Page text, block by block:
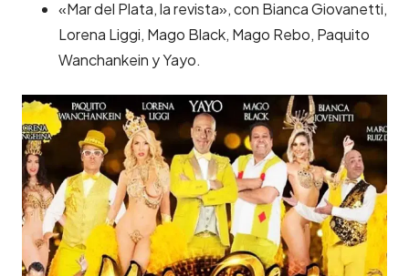
«Mar del Plata, la revista», con Bianca Giovanetti,
Lorena Liggi, Mago Black, Mago Rebo, Paquito
Wanchankein y Yayo.